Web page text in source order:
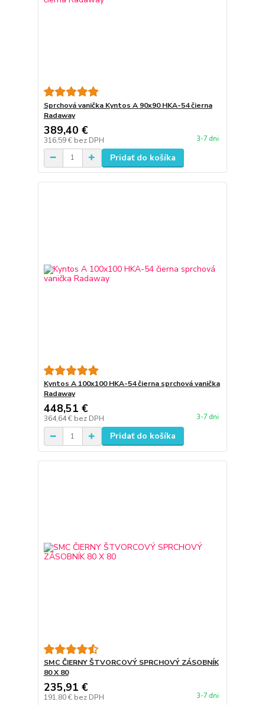
Sprchová vanička Kyntos A 90x90 HKA-54 čierna
Radaway
389,40 €
316,59 € bez DPH 3-7 dni
Pridať do košíka
Kyntos A 100x100 HKA-54 čierna sprchová vanička
Radaway
448,51 €
364,64 € bez DPH 3-7 dni
Pridať do košíka
SMC ČIERNY ŠTVORCOVÝ SPRCHOVÝ ZÁSOBNÍK
80 X 80
235,91 €
191,80 € bez DPH 3-7 dni